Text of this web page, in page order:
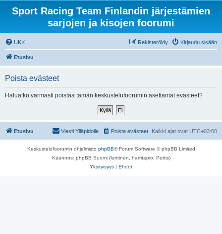
Sport Racing Team Finlandin järjestämien
sarjojen ja kisojen foorumi
UKK Kirjaudu sisään
Rekisteröidy
Etusivu
Poista evästeet
Haluatko varmasti poistaa tämän keskustelufoorumin asettamat evästeet?
Etusivu Kaikki ajat ovat UTC+03:00
Poista evästeet
Viesti Ylläpidolle
Keskustelufoorumin ohjelmisto phpBB® Forum Software © phpBB Limited
Käännös: phpBB Suomi (lurttinen, harritapio, Pettis)
Yksityisyys | Ehdot